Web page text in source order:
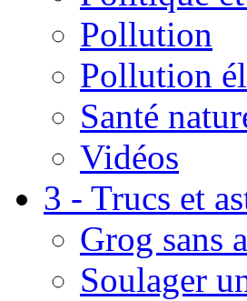
Pollution
Pollution
Santé
Vidéos
3 - Trucs et
Grog sans
Soulager